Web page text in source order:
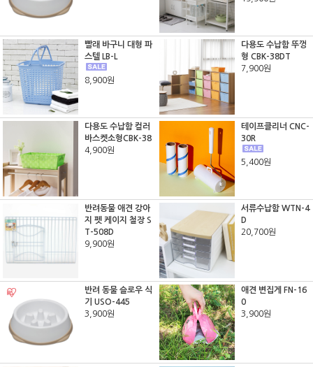
빨래 바구니 대형 파
스텔 LB-L
8,900원
다용도 수납함 뚜껑
형 CBK-38DT
7,900원
다용도 수납함 컬러
바스켓소형CBK-38
4,900원
테이프클리너 CNC-
30R
5,400원
반려동물 애견 강아
지 펫 케이지 철장 S
T-508D
9,900원
서류수납함 WTN-4
D
20,700원
반려 동물 슬로우 식
기 USO-445
3,900원
애견 변집게 FN-16
0
3,900원